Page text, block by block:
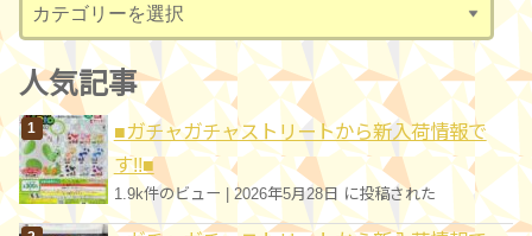
テ
ゴ
リ
ー
人気記事
■ガチャガチャストリートから新入荷情報で
す!!■
1.9k件のビュー |2026年5月28日 に投稿された